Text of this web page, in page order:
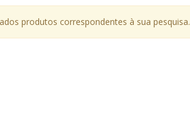
produtos correspondentes à sua pesquisa.